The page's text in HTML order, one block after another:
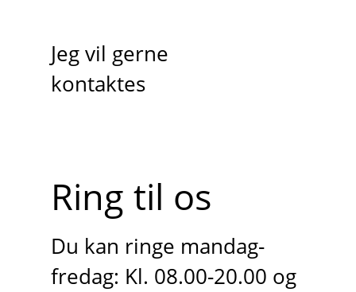
Jeg vil gerne
kontaktes
Ring til os
Du kan ringe mandag-
fredag: Kl. 08.00-20.00 og